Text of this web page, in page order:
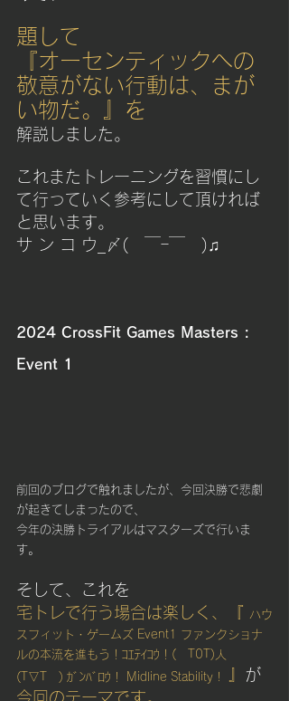
題して
『オーセンティックへの
敬意がない行動は、まが
い物だ。』を
解説しました。
これまたトレーニングを習慣にし
て行っていく参考にして頂ければ
と思います。
サ ン コ ウ_〆(　￣ｰ￣　)♫
2024 CrossFit Games Masters :
Event 1
前回のブログで触れましたが、今回決勝で悲劇
が起きてしまったので、
今年の決勝トライアルはマスターズで行いま
す。
そして、これを
宅トレで行う場合は楽しく、『
ハウ
スフィット・ゲームズ Event1 ファンクショナ
ルの本流を進もう！ｺｴﾃｲｺｳ！(　T0T)人
(T▽T　) ｶﾞﾝﾊﾞﾛｳ！
Midline Stability !
が
今回のテーマです。